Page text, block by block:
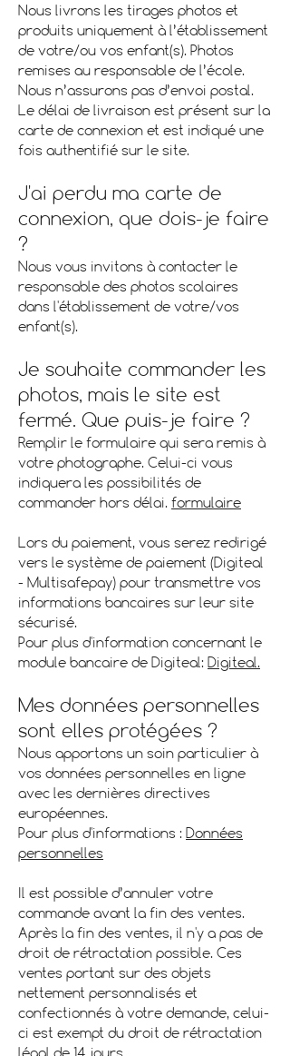
Nous livrons les tirages photos et
produits uniquement à l’établissement
de votre/ou vos enfant(s). Photos
remises au responsable de l’école.
Nous n’assurons pas d’envoi postal.
Le délai de livraison est présent sur la
carte de connexion et est indiqué une
fois authentifié sur le site.
J'ai perdu ma carte de
connexion, que dois-je faire
?
Nous vous invitons à contacter le
responsable des photos scolaires
dans l'établissement de votre/vos
enfant(s).
Je souhaite commander les
photos, mais le site est
fermé. Que puis-je faire ?
Remplir le formulaire qui sera remis à
votre photographe. Celui-ci vous
indiquera les possibilités de
commander hors délai. formulaire
Lors du paiement, vous serez redirigé
vers le système de paiement (Digiteal
- Multisafepay) pour transmettre vos
informations bancaires sur leur site
sécurisé.
Pour plus d'information concernant le
module bancaire de Digiteal: Digiteal.
Mes données personnelles
sont elles protégées ?
Nous apportons un soin particulier à
vos données personnelles en ligne
avec les dernières directives
européennes.
Pour plus d'informations : Données
personnelles
Il est possible d’annuler votre
commande avant la fin des ventes.
Après la fin des ventes, il n'y a pas de
droit de rétractation possible. Ces
ventes portant sur des objets
nettement personnalisés et
confectionnés à votre demande, celui-
ci est exempt du droit de rétractation
légal de 14 jours.